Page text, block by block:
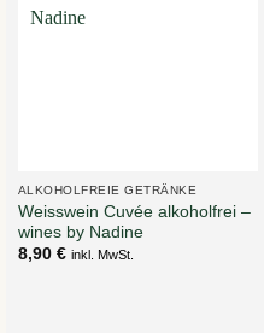
ALKOHOLFREIE GETRÄNKE
Weisswein Cuvée alkoholfrei –
wines by Nadine
8,90 € inkl. MwSt.